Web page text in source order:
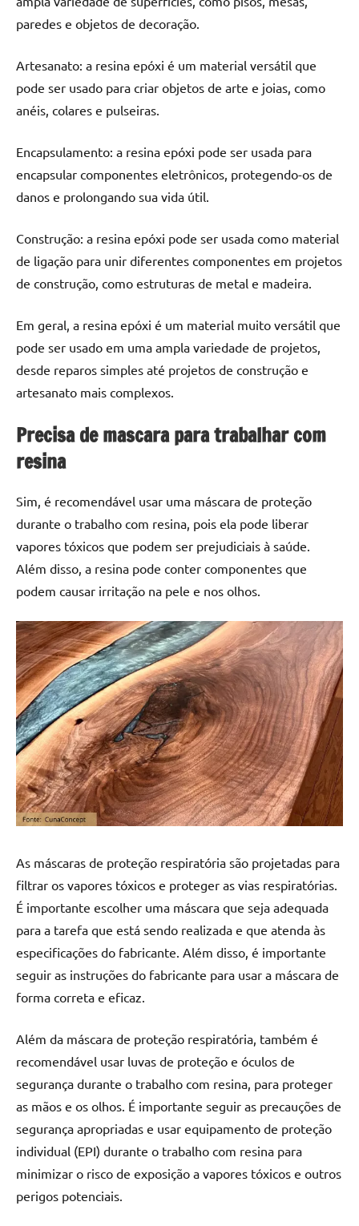
de
resinada
alta
qualidade,
como
Tables
e
de
tampinhas
resinadas.
paredes e objetos de decoração.
Artesanato: a resina epóxi é um material versátil que
pode ser usado para criar objetos de arte e joias, como
anéis, colares e pulseiras.
Encapsulamento: a resina epóxi pode ser usada para
encapsular componentes eletrônicos, protegendo-os de
danos e prolongando sua vida útil.
Construção: a resina epóxi pode ser usada como material
de ligação para unir diferentes componentes em projetos
de construção, como estruturas de metal e madeira.
Em geral, a resina epóxi é um material muito versátil que
pode ser usado em uma ampla variedade de projetos,
desde reparos simples até projetos de construção e
artesanato mais complexos.
Precisa de mascara para trabalhar com
resina
Sim, é recomendável usar uma máscara de proteção
durante o trabalho com resina, pois ela pode liberar
vapores tóxicos que podem ser prejudiciais à saúde.
Além disso, a resina pode conter componentes que
podem causar irritação na pele e nos olhos.
As máscaras de proteção respiratória são projetadas para
filtrar os vapores tóxicos e proteger as vias respiratórias.
É importante escolher uma máscara que seja adequada
para a tarefa que está sendo realizada e que atenda às
especificações do fabricante. Além disso, é importante
seguir as instruções do fabricante para usar a máscara de
forma correta e eficaz.
Além da máscara de proteção respiratória, também é
recomendável usar luvas de proteção e óculos de
segurança durante o trabalho com resina, para proteger
as mãos e os olhos. É importante seguir as precauções de
segurança apropriadas e usar equipamento de proteção
individual (EPI) durante o trabalho com resina para
minimizar o risco de exposição a vapores tóxicos e outros
perigos potenciais.